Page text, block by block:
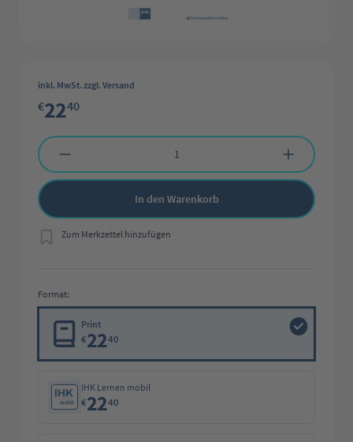
inkl. MwSt. zzgl. Versand
€2240
Produkt Anzahl: Gib den gewünschten Wert ein oder benutze die
In den Warenkorb
Zum Merkzettel hinzufügen
Format:
Print
€2240
IHK Lernen mobil
€2240